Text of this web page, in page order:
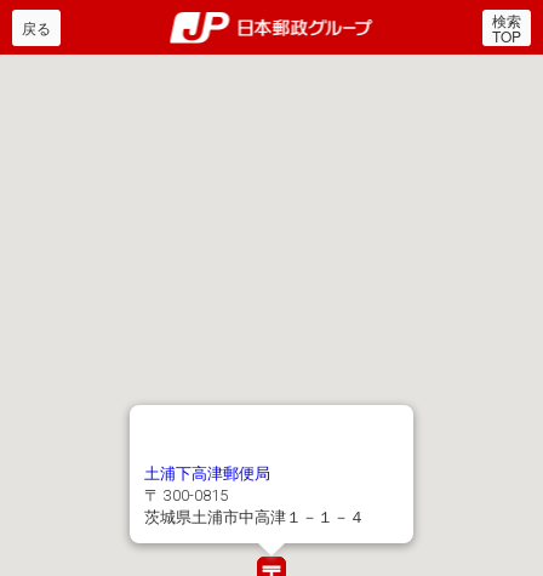
郵便局・日本郵政グルー
戻る 検索
TOP
土浦下高津郵便局
〒 300-0815
茨城県土浦市中高津１－１－４